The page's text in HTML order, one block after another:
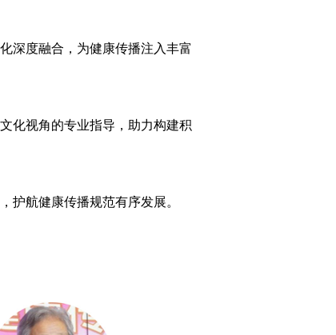
深度融合，为健康传播注入丰富
化视角的专业指导，助力构建积
护航健康传播规范有序发展。